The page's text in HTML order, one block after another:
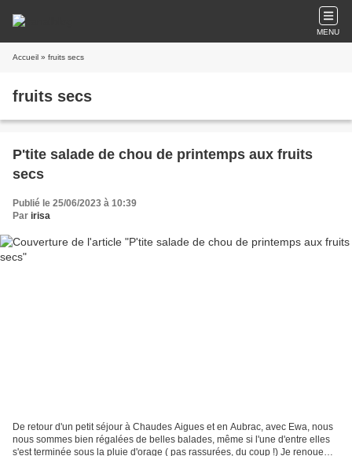
MENU
Accueil » fruits secs
fruits secs
P'tite salade de chou de printemps aux fruits
secs
Publié le 25/06/2023 à 10:39
Par irisa
De retour d'un petit séjour à Chaudes Aigues et en Aubrac, avec Ewa, nous
nous sommes bien régalées de belles balades, même si l'une d'entre elles
s'est terminée sous la pluie d'orage ( pas rassurées, du coup !) Je renoue